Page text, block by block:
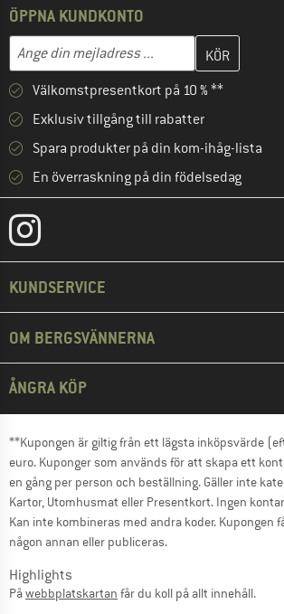
ÖPPNA KUNDKONTO
Mejladress
Skriv in din e-postadress här och skapa ditt
Välkomstpresentkort på 10 % **
Exklusiv tillgång till rabatter
Spara produkter på din kom-ihåg-lista
En överraskning på din födelsedag
KUNDSERVICE
OM BERGSVÄNNERNA
ÅNGRA KÖP
**Kupongen är giltig från ett lägsta inköpsvärde
euro. Kuponger som används för att skapa ett
en gång per person och beställning. Gäller inte
Kartor, Utomhusmat eller Presentkort. Ingen
Kan inte kombineras med andra koder. Kupongen
någon annan eller publiceras.
Highlights
Påwebbplatskartan får du koll på allt innehåll.